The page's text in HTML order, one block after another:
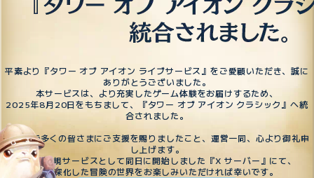
平素より『タワー オブ アイオン ライブサービス』をご愛顧いただき、誠に
ありがとうございました。
本サービスは、より充実したゲーム体験をお届けするため、
2025年8月20日をもちまして、『タワー オブ アイオン クラシック』へ統
合されました。
これまで多くの皆さまにご支援を賜りましたこと、運営一同、心より御礼申
し上げます。
今後は新規サービスとして同日に開始しました『X サーバー』にて、
より深化した冒険の世界をお楽しみいただければ幸いです。